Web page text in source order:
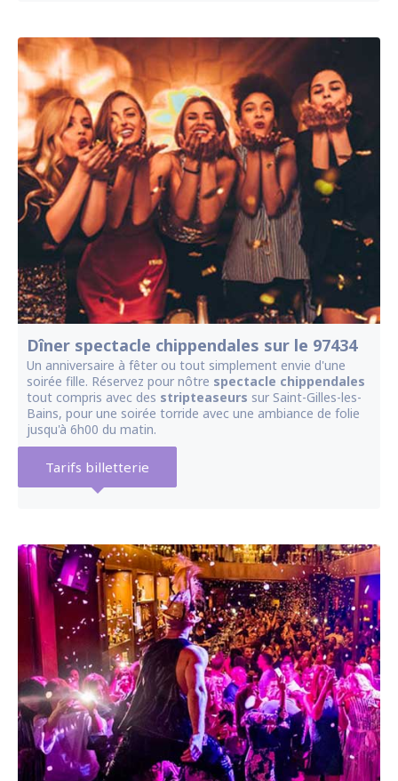
Dîner spectacle chippendales sur le 97434
Un anniversaire à fêter ou tout simplement envie d'une
soirée fille. Réservez pour nôtre spectacle chippendales
tout compris avec des stripteaseurs sur Saint-Gilles-les-
Bains, pour une soirée torride avec une ambiance de folie
jusqu'à 6h00 du matin.
Tarifs billetterie